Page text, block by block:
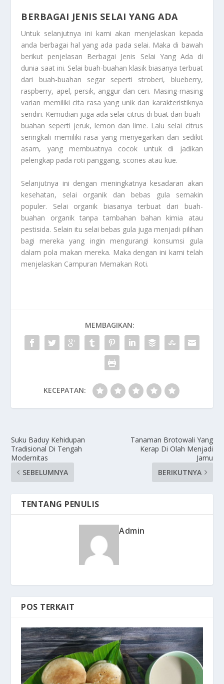
BERBAGAI JENIS SELAI YANG ADA
Untuk selanjutnya ini kami akan menjelaskan kepada
anda berbagai hal yang ada pada selai. Maka di bawah
berikut penjelasan Berbagai Jenis Selai Yang Ada di
dunia saat ini. Selai buah-buahan klasik biasanya terbuat
dari buah-buahan segar seperti stroberi, blueberry,
raspberry, apel, persik, anggur dan ceri. Masing-masing
varian memiliki cita rasa yang unik dan karakteristiknya
sendiri. Kemudian juga ada selai citrus di buat dari buah-
buahan seperti jeruk, lemon dan lime. Lalu selai citrus
seringkali memiliki rasa yang menyegarkan dan sedikit
asam, yang membuatnya cocok untuk di jadikan
pelengkap pada roti panggang, scones atau kue.
Selanjutnya ini dengan meningkatnya kesadaran akan
kesehatan, selai organik dan bebas gula semakin
populer. Selai organik biasanya terbuat dari buah-
buahan organik tanpa tambahan bahan kimia atau
pestisida. Selain itu selai bebas gula juga menjadi pilihan
bagi mereka yang ingin mengurangi konsumsi gula
dalam pola makan mereka. Maka dengan ini kami telah
menjelaskan Campuran Memakan Roti.
MEMBAGIKAN:
KECEPATAN:
Suku Baduy Kehidupan
Tradisional Di Tengah
Modernitas
SEBELUMNYA
Tanaman Brotowali Yang
Kerap Di Olah Menjadi
Jamu
BERIKUTNYA
TENTANG PENULIS
Admin
POS TERKAIT